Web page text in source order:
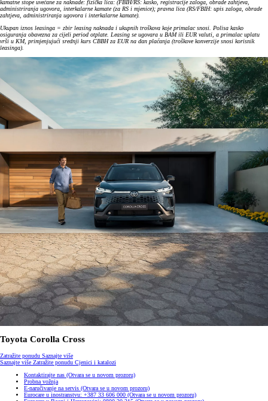
kamatne stope uvećane za naknade: fizička lica: (FBIH/RS: kasko, registracije zaloga, obrade zahtjeva,
administriranja ugovora, interkalarne kamate (za RS i mjenice); pravna lica (RS/FBIH: upis zaloga, obrade
zahtjeva, administriranja ugovora i interkalarne kamate).
Ukupan iznos leasinga = zbir leasing naknada i ukupnih troškova koje primalac snosi. Polisa kasko
osiguranja obavezna za cijeli period otplate. Leasing se ugovara u BAM ili EUR valuti, a primalac uplatu
vrši u KM, primjenjujući srednji kurs CBBH za EUR na dan plaćanja (troškove konverzije snosi korisnik
leasinga).
Toyota Corolla Cross
Zatražite ponudu Saznajte više
Saznajte više Zatražite ponudu Cjenici i katalozi
Kontaktirajte nas (Otvara se u novom prozoru)
Probna vožnja
E-naručivanje na servis (Otvara se u novom prozoru)
Eurocare u inostranstvu: +387 33 606 000 (Otvara se u novom prozoru)